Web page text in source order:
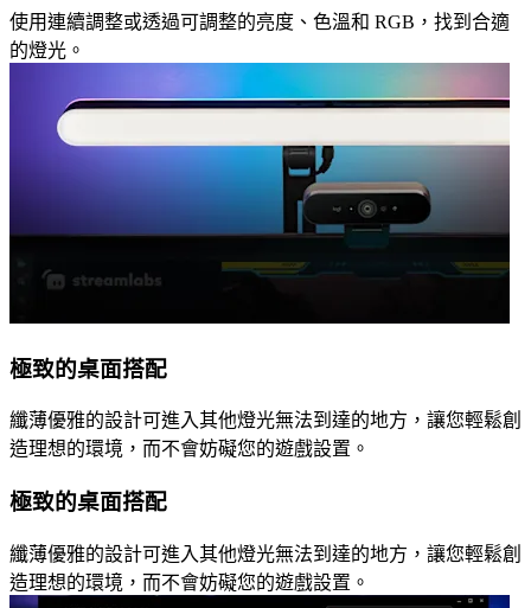
使用連續調整或透過可調整的亮度、色溫和 RGB，找到合適
的燈光。
極致的桌面搭配
纖薄優雅的設計可進入其他燈光無法到達的地方，讓您輕鬆創
造理想的環境，而不會妨礙您的遊戲設置。
極致的桌面搭配
纖薄優雅的設計可進入其他燈光無法到達的地方，讓您輕鬆創
造理想的環境，而不會妨礙您的遊戲設置。